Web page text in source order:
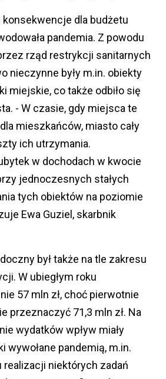
konsekwencje dla budżetu
pandemia. Z powodu
rząd restrykcji sanitarnych
nieczynne były m.in. obiekty
miejskie, co także odbiło się
- W czasie, gdy miejsca te
mieszkańców, miasto cały
ich utrzymania.
w dochodach w kwocie
jednoczesnych stałych
tych obiektów na poziomie
Ewa Guziel, skarbnik
był także na tle zakresu
W ubiegłym roku
57 mln zł, choć pierwotnie
przeznaczyć 71,3 mln zł. Na
wydatków wpływ miały
wywołane pandemią, m.in.
realizacji niektórych zadań